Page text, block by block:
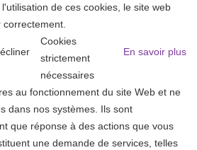
de ces cookies, le site web
correctement.
En savoir plus
Cookies
strictement
nécessaires
au fonctionnement du site Web et ne
dans nos systèmes. Ils sont
que réponse à des actions que vous
une demande de services, telles